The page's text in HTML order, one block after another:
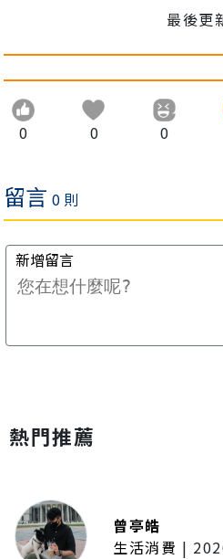
最後更
0 0 0
熱門推薦
曾亭皓
生活消費 |